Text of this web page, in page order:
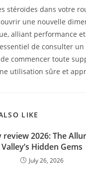
stéroïdes dans votre
une nouvelle
alliant performance
de consulter
commencer toute
utilisation sûre et
LIKE
review 2026: The
Valley’s Hidden Gems
July 26, 2026